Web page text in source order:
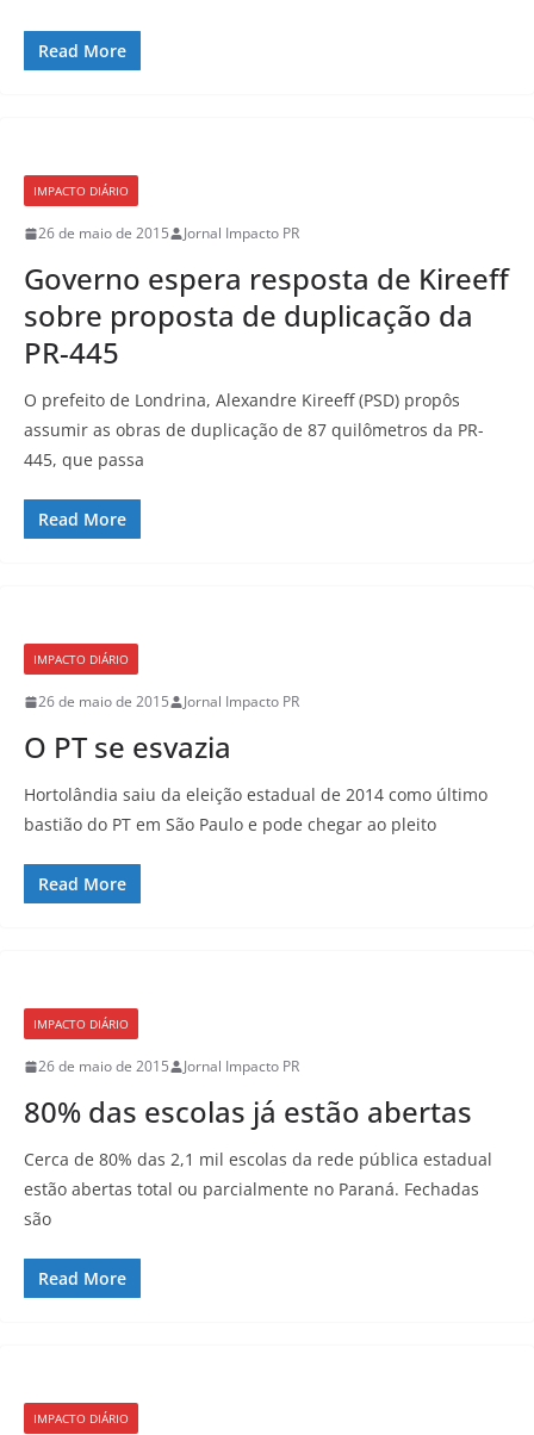
Read More
IMPACTO DIÁRIO
26 de maio de 2015 Jornal Impacto PR
Governo espera resposta de Kireeff
sobre proposta de duplicação da
PR-445
O prefeito de Londrina, Alexandre Kireeff (PSD) propôs
assumir as obras de duplicação de 87 quilômetros da PR-
445, que passa
Read More
IMPACTO DIÁRIO
26 de maio de 2015 Jornal Impacto PR
O PT se esvazia
Hortolândia saiu da eleição estadual de 2014 como último
bastião do PT em São Paulo e pode chegar ao pleito
Read More
IMPACTO DIÁRIO
26 de maio de 2015 Jornal Impacto PR
80% das escolas já estão abertas
Cerca de 80% das 2,1 mil escolas da rede pública estadual
estão abertas total ou parcialmente no Paraná. Fechadas
são
Read More
IMPACTO DIÁRIO